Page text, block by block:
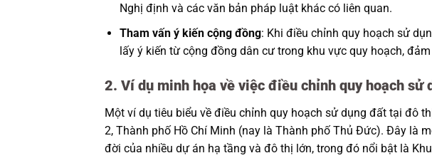
Nghị định và các văn bản pháp luật khác có liên quan.
Tham vấn ý kiến cộng đồng: Khi điều chỉnh quy hoạch sử
lấy ý kiến từ cộng đồng dân cư trong khu vực quy hoạch,
2. Ví dụ minh họa về việc điều chỉnh quy hoạch
Một ví dụ tiêu biểu về điều chỉnh quy hoạch sử dụng đất tại đô
2, Thành phố Hồ Chí Minh (nay là Thành phố Thủ Đức). Đây là
đời của nhiều dự án hạ tầng và đô thị lớn, trong đó nổi bật là